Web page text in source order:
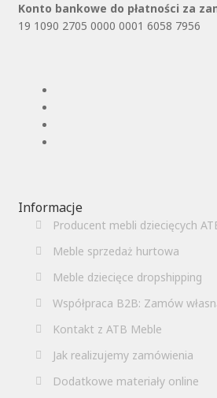
Konto bankowe do płatności za
19 1090 2705 0000 0001 6058 7956
Informacje
Producent mebli dziecięcych
Meble sprzedaż hurtowa
Meble dziecięce dropshipping
Współpraca B2B: Zamów
Kontakt z ATB Meble
Jak realizujemy zamówienia
Dodatkowe materiały online